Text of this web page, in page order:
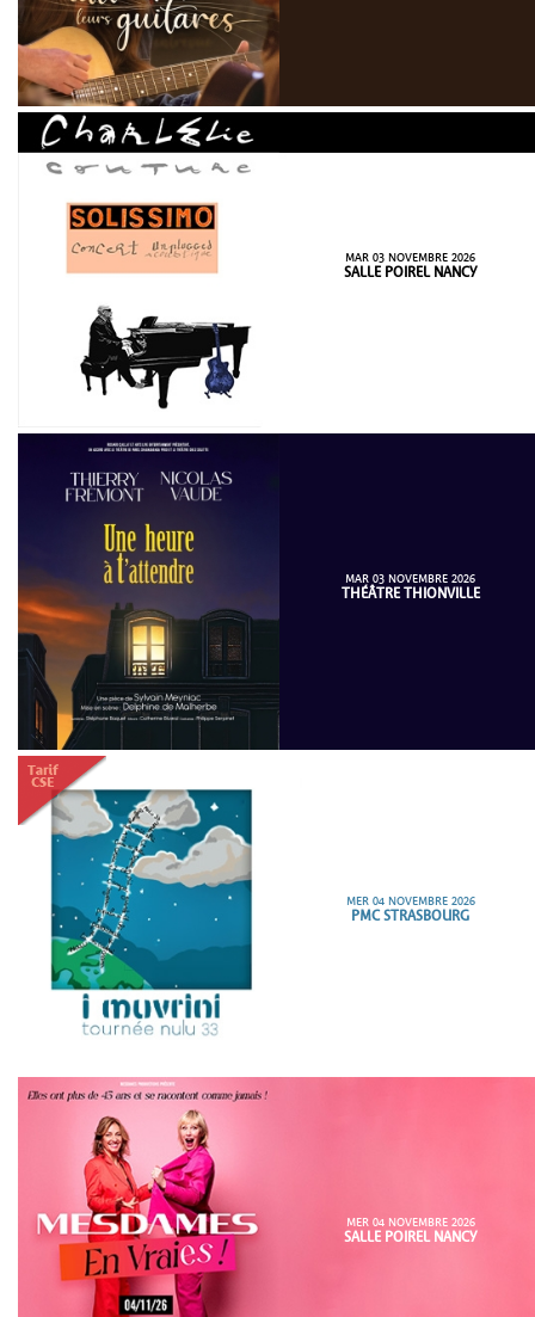
MAR 03 NOVEMBRE 2026
SALLE POIREL NANCY
MAR 03 NOVEMBRE 2026
THÉÂTRE THIONVILLE
MER 04 NOVEMBRE 2026
PMC STRASBOURG
MER 04 NOVEMBRE 2026
SALLE POIREL NANCY